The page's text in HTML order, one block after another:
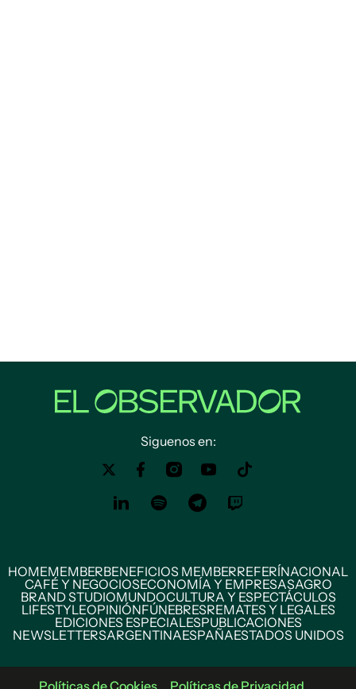
Siguenos en:
HOMEMEMBERBENEFICIOS MEMBERREFERÍNACIONAL
CAFÉ Y NEGOCIOSECONOMÍA Y EMPRESASAGRO
BRAND STUDIOMUNDOCULTURA Y ESPECTÁCULOS
LIFESTYLEOPINIÓNFÚNEBRESREMATES Y LEGALES
EDICIONES ESPECIALESPUBLICACIONES
NEWSLETTERSARGENTINAESPAÑAESTADOS UNIDOS
Políticas de Cookies Políticas de Privacidad